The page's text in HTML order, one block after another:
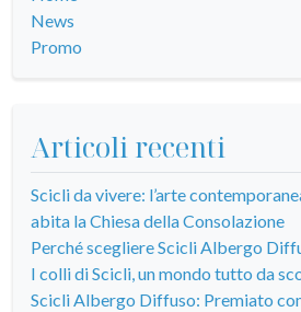
News
Promo
Articoli recenti
Scicli da vivere: l’arte
abita la Chiesa della Consolazione
Perché scegliere Scicli Albergo
I colli di Scicli, un mondo tutto da
Scicli Albergo Diffuso: Premiato